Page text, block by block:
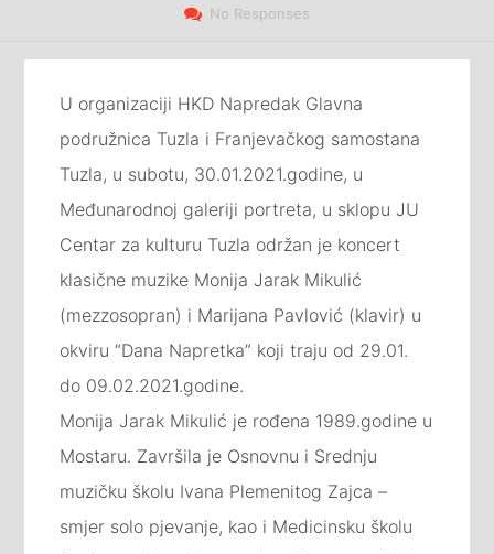
No Responses
U organizaciji HKD Napredak Glavna
podružnica Tuzla i Franjevačkog samostana
Tuzla, u subotu, 30.01.2021.godine, u
Međunarodnoj galeriji portreta, u sklopu JU
Centar za kulturu Tuzla održan je koncert
klasične muzike Monija Jarak Mikulić
(mezzosopran) i Marijana Pavlović (klavir) u
okviru “Dana Napretka” koji traju od 29.01.
do 09.02.2021.godine.
Monija Jarak Mikulić je rođena 1989.godine u
Mostaru. Završila je Osnovnu i Srednju
muzičku školu Ivana Plemenitog Zajca –
smjer solo pjevanje, kao i Medicinsku školu